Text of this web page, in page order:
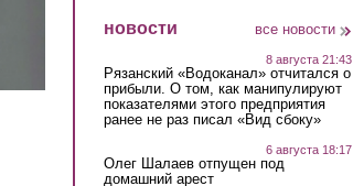
новости все новости
8 августа 21:43
Рязанский «Водоканал» отчитался о
прибыли. О том, как манипулируют
показателями этого предприятия
ранее не раз писал «Вид сбоку»
6 августа 18:17
Олег Шалаев отпущен под
домашний арест